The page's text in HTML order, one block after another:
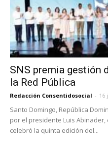
SNS premia gestión
la Red Pública
Redacción Consentidosocial - 16
Santo Domingo, República
por el presidente Luis Abinader,
celebró la quinta edición del...